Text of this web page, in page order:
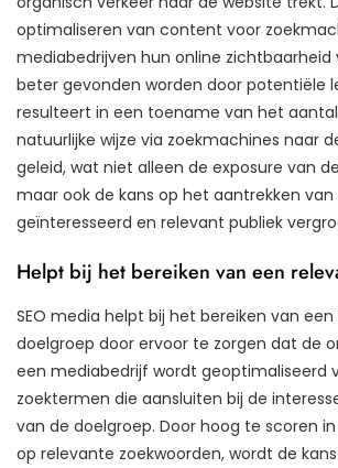
optimaliseren van content voor
mediabedrijven hun online zichtbaarheid
beter gevonden worden door potentiële
resulteert in een toename van het
natuurlijke wijze via zoekmachines naar
geleid, wat niet alleen de exposure van
maar ook de kans op het aantrekken van
geïnteresseerd en relevant publiek
Helpt bij het bereiken van een
SEO media helpt bij het bereiken van
doelgroep door ervoor te zorgen dat de
een mediabedrijf wordt geoptimaliseerd
zoektermen die aansluiten bij de
van de doelgroep. Door hoog te scoren
op relevante zoekwoorden, wordt de